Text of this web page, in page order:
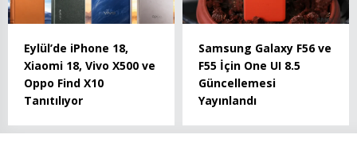
Eylül’de iPhone 18,
Xiaomi 18, Vivo X500 ve
Oppo Find X10
Tanıtılıyor
Samsung Galaxy F56 ve
F55 İçin One UI 8.5
Güncellemesi
Yayınlandı